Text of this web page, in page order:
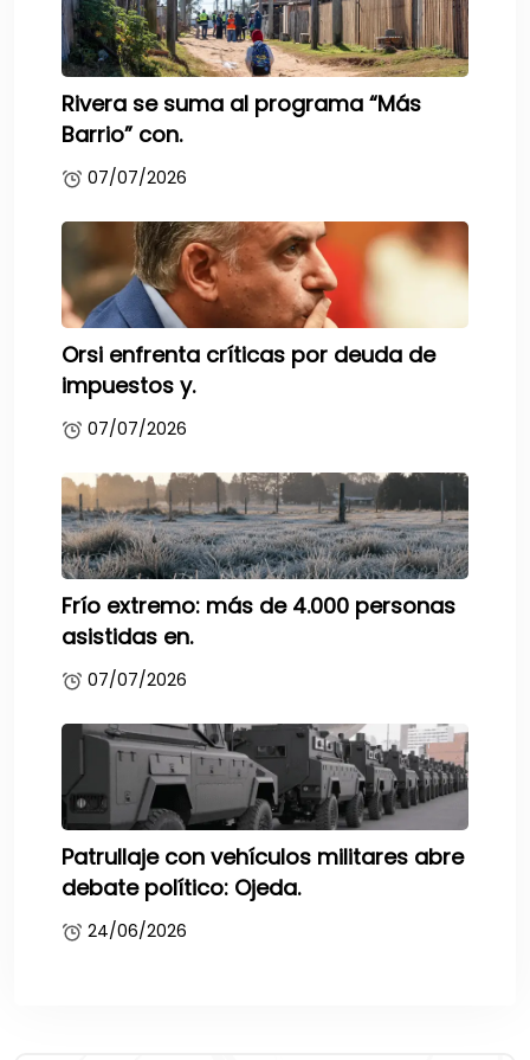
Rivera se suma al programa “Más
Barrio” con.
07/07/2026
Orsi enfrenta críticas por deuda de
impuestos y.
07/07/2026
Frío extremo: más de 4.000 personas
asistidas en.
07/07/2026
Patrullaje con vehículos militares abre
debate político: Ojeda.
24/06/2026